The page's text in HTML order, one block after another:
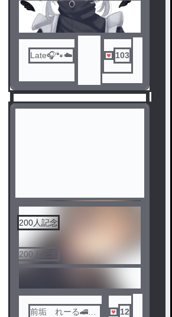
Late🎧🐾☁️ 103
5
200人記念
200人記念
前垢 れーる🚄💨
12